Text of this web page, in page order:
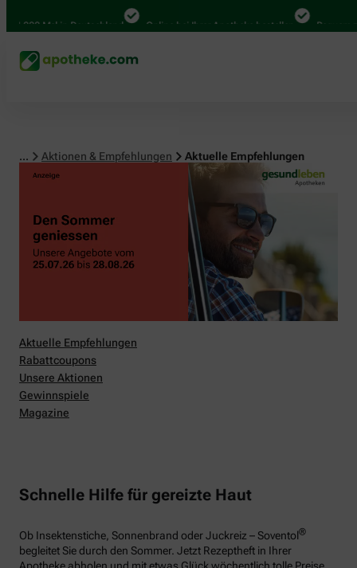
Mal in Deutschland Online bei Ihrer Apotheke bestellen Bequem
... Aktionen & Empfehlungen Aktuelle Empfehlungen
Aktuelle Empfehlungen
Rabattcoupons
Unsere Aktionen
Gewinnspiele
Magazine
Schnelle Hilfe für gereizte Haut
Ob Insektenstiche, Sonnenbrand oder Juckreiz – Soventol®
begleitet Sie durch den Sommer. Jetzt Rezeptheft in Ihrer
Apotheke abholen und mit etwas Glück wöchentlich tolle Preise